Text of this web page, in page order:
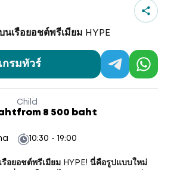
เรือยอชต์พรีเมียม HYPE
กรมทัวร์
Child
from 8 500 baht
10:30 - 19:00
อยอชต์พรีเมียม HYPE! นี่คือรูปแบบใหม่